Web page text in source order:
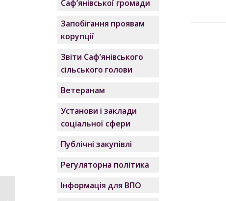
Саф’янівської громади
Запобігання проявам
корупції
Звіти Саф’янівського
сільського голови
Ветеранам
Установи і заклади
соціальної сфери
Публічні закупівлі
Регуляторна політика
Інформація для ВПО